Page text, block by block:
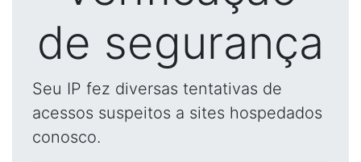
de segurança
Seu IP fez diversas tentativas de
acessos suspeitos a sites hospedados
conosco.